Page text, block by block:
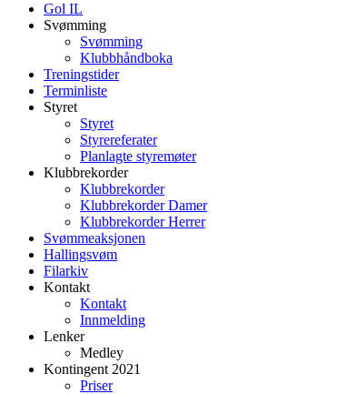
Gol IL
Svømming
Svømming
Klubbhåndboka
Treningstider
Terminliste
Styret
Styret
Styrereferater
Planlagte styremøter
Klubbrekorder
Klubbrekorder
Klubbrekorder Damer
Klubbrekorder Herrer
Svømmeaksjonen
Hallingsvøm
Filarkiv
Kontakt
Kontakt
Innmelding
Lenker
Medley
Kontingent 2021
Priser